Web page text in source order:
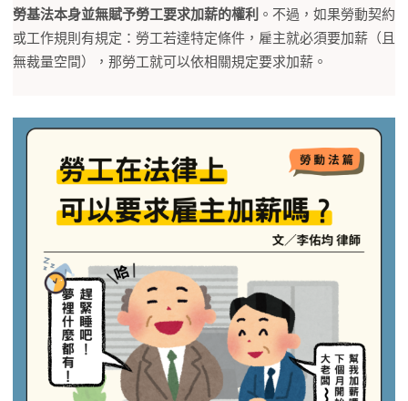
勞基法本身並無賦予勞工要求加薪的權利 。不過，如果勞動契約
或工作規則有規定：勞工若達特定條件，雇主就必須要加薪（且
無裁量空間），那勞工就可以依相關規定要求加薪。